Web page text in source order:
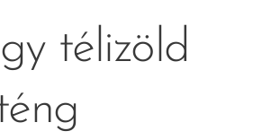
télizöld